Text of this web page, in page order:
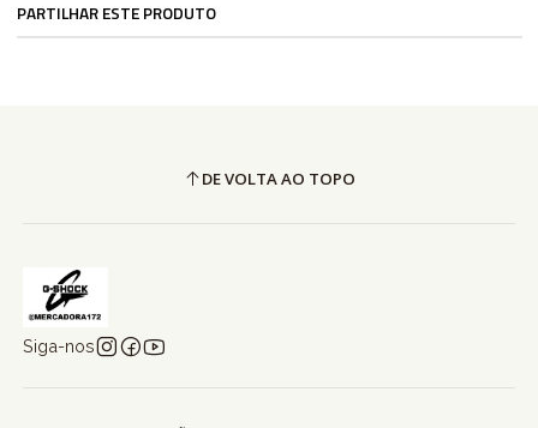
PARTILHAR ESTE PRODUTO
DE VOLTA AO TOPO
Siga-nos